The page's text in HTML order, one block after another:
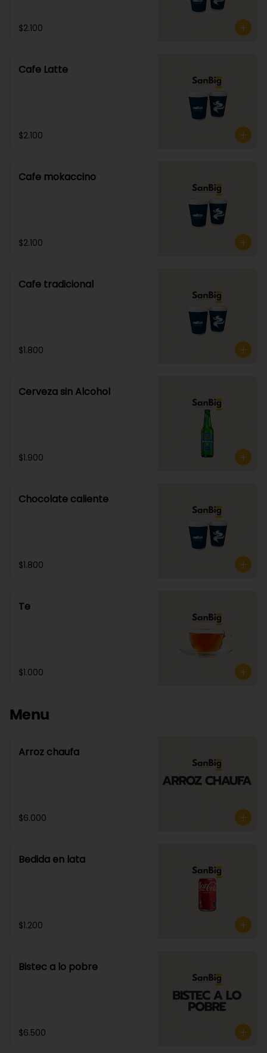
$2.100
Cafe Latte
$2.100
Cafe mokaccino
$2.100
Cafe tradicional
$1.800
Cerveza sin Alcohol
$1.900
Chocolate caliente
$1.800
Te
$1.000
Menu
Arroz chaufa
$6.000
Bedida en lata
$1.200
Bistec a lo pobre
$6.500